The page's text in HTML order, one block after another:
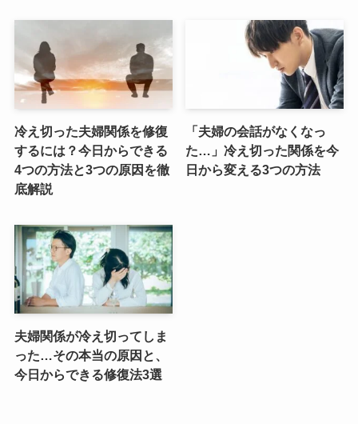
冷え切った夫婦関係を修復
するには？今日からできる
4つの方法と3つの原因を徹
底解説
「夫婦の会話がなくなっ
た…」冷え切った関係を今
日から変える3つの方法
夫婦関係が冷え切ってしま
った…その本当の原因と、
今日からできる修復法3選